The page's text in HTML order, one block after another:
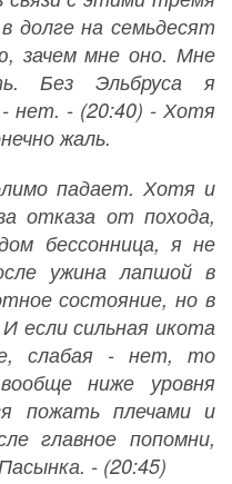
долге на семьдесят
зачем мне оно. Мне
Без Эльбруса я
- нет. - (20:40) - Хотя
жаль.
падает. Хотя и
отказа от похода,
бессонница, я не
ужина лапшой в
состояние, но в
если сильная икота
слабая - нет, то
ниже уровня
пожать плечами и
главное попомни,
- (20:45)